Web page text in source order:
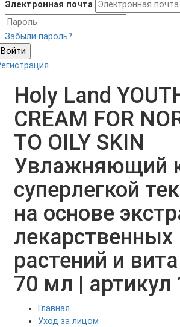
Электронная почта
Забыли пароль?
Войти
Holy Land
CREAM FOR
TO OILY SKIN
Увлажняющий
суперлегкой
на основе
лекарственных
растений и
70 мл | артикул
Главная
Уход за лицом